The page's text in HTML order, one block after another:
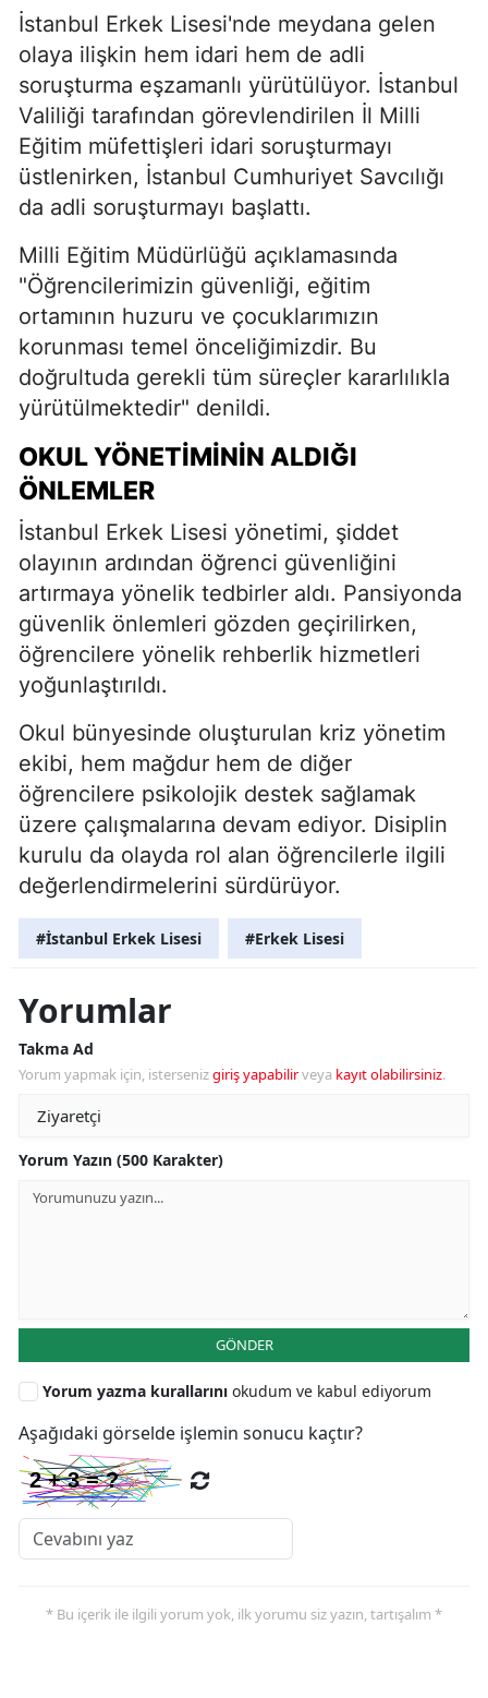
İstanbul Erkek Lisesi'nde meydana gelen
olaya ilişkin hem idari hem de adli
soruşturma eşzamanlı yürütülüyor. İstanbul
Valiliği tarafından görevlendirilen İl Milli
Eğitim müfettişleri idari soruşturmayı
üstlenirken, İstanbul Cumhuriyet Savcılığı
da adli soruşturmayı başlattı.
Milli Eğitim Müdürlüğü açıklamasında
"Öğrencilerimizin güvenliği, eğitim
ortamının huzuru ve çocuklarımızın
korunması temel önceliğimizdir. Bu
doğrultuda gerekli tüm süreçler kararlılıkla
yürütülmektedir" denildi.
OKUL YÖNETIMININ ALDIĞI
ÖNLEMLER
İstanbul Erkek Lisesi yönetimi, şiddet
olayının ardından öğrenci güvenliğini
artırmaya yönelik tedbirler aldı. Pansiyonda
güvenlik önlemleri gözden geçirilirken,
öğrencilere yönelik rehberlik hizmetleri
yoğunlaştırıldı.
Okul bünyesinde oluşturulan kriz yönetim
ekibi, hem mağdur hem de diğer
öğrencilere psikolojik destek sağlamak
üzere çalışmalarına devam ediyor. Disiplin
kurulu da olayda rol alan öğrencilerle ilgili
değerlendirmelerini sürdürüyor.
#İstanbul Erkek Lisesi #Erkek Lisesi
Yorumlar
Takma Ad
Yorum yapmak için, istersenizgiriş yapabilirveya kayıt olabilirsiniz.
Yorum Yazın (500 Karakter)
GÖNDER
Yorum yazma kurallarını okudum ve kabul ediyorum
Aşağıdaki görselde işlemin sonucu kaçtır?
* Bu içerik ile ilgili yorum yok, ilk yorumu siz yazın, tartışalım *